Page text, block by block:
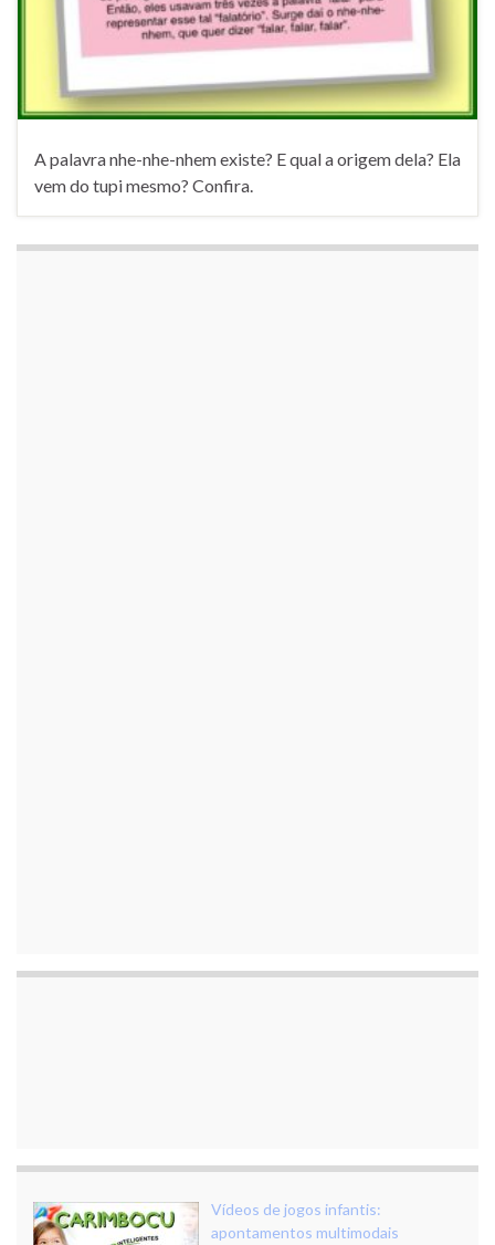
A palavra nhe-nhe-nhem existe? E qual a origem dela? Ela
vem do tupi mesmo? Confira.
Vídeos de jogos infantis:
apontamentos multimodais